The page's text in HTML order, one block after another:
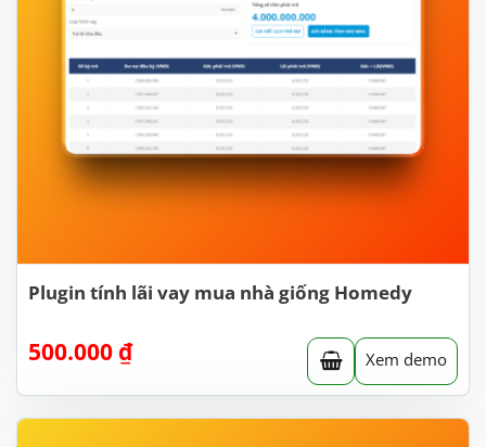
Plugin tính lãi vay mua nhà giống Homedy
500.000 ₫ Xem demo